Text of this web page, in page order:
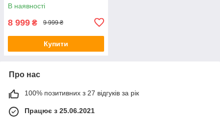
В наявності
8 999 ₴ 9 999 ₴
Купити
Про нас
100% позитивних з 27 відгуків за рік
Працює з 25.06.2021